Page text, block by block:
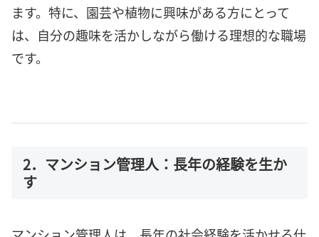
ます。特に、園芸や植物に興味がある方にとって
は、自分の趣味を活かしながら働ける理想的な職場
です。
2．マンション管理人：長年の経験を生か
す